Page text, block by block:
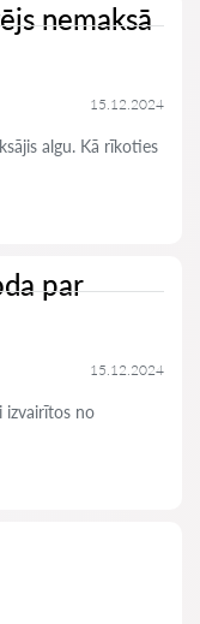
nemaksā
15.12.2024
algu. Kā rīkoties
par
15.12.2024
izvairītos no